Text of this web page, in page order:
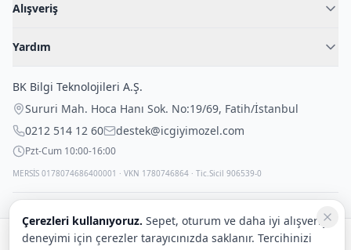
Blog
İç Giyim Rehberi
Alışveriş
Fantazi İç Giyim
Çocuk İç Giyim
Outlet Fırsatları
Yardım
İade Politikası
Gizli Paketleme
BK Bilgi Teknolojileri A.Ş.
Sururi Mah. Hoca Hanı Sok. No:19/69, Fatih/İstanbul
0212 514 12 60
destek@icgiyimozel.com
Pzt-Cum 10:00-16:00
MERSİS 0178074686400001 · VKN 1780746864 · Tic.Sicil 906539-0
Güvenli alışveriş:
Çerezleri kullanıyoruz. Sepet, oturum ve daha iyi alışveriş
deneyimi için çerezler tarayıcınızda saklanır. Tercihinizi